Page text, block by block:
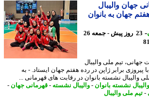
والیبال
به بانوان
23 روز پیش - جمعه 26
تیم ملی والیبال
برابر ژاپن در رده هفتم جهان ایستاد. - به
نشسته بانوان در رقابت های قهرمانی ...
نشسته بانوان- والیبال نشسته-قهرمانی جهان-
ملی والیبال